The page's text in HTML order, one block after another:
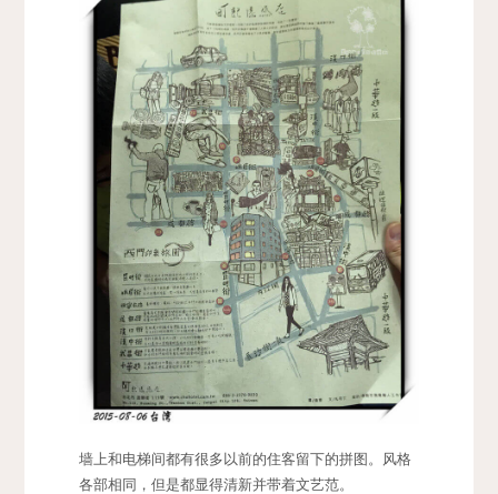
墙上和电梯间都有很多以前的住客留下的拼图。风格
各部相同，但是都显得清新并带着文艺范。